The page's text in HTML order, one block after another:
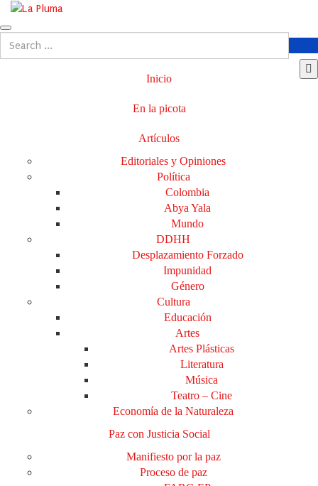
Inicio
En la picota
Artículos
Editoriales y Opiniones
Política
Colombia
Abya Yala
Mundo
DDHH
Desplazamiento Forzado
Impunidad
Género
Cultura
Educación
Artes
Artes Plásticas
Literatura
Música
Teatro – Cine
Economía de la Naturaleza
Paz con Justicia Social
Manifiesto por la paz
Proceso de paz